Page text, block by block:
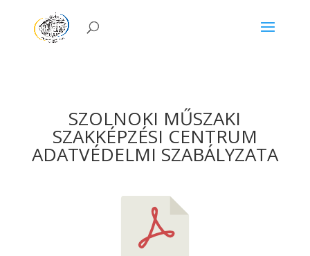
SZOLNOKI MŰSZAKI
SZAKKÉPZÉSI CENTRUM
ADATVÉDELMI SZABÁLYZATA